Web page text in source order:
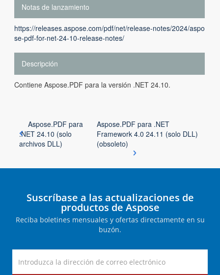
Notas de lanzamiento
https://releases.aspose.com/pdf/net/release-notes/2024/aspo
se-pdf-for-net-24-10-release-notes/
Descripción
Contiene Aspose.PDF para la versión .NET 24.10.
Aspose.PDF para
.NET 24.10 (solo
archivos DLL)
Aspose.PDF para .NET
Framework 4.0 24.11 (solo DLL)
(obsoleto)
Suscríbase a las actualizaciones de
productos de Aspose
Reciba boletines mensuales y ofertas directamente en su
buzón.